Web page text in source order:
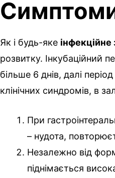
Як і будь-яке
розвитку. Інкубаційний
більше 6 днів, далі
клінічних синдромів, в
При
– нудота,
Незалежно від
піднімається